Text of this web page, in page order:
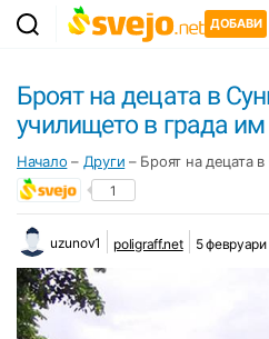
ДОБАВИ
Броят на децата в
училището в града им
Начало – Други – Броят на децата
1
uzunov1 poligraff.net 5